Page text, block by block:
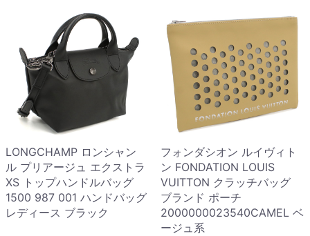
LONGCHAMP ロンシャン
ル プリアージュ エクストラ
XS トップハンドルバッグ
1500 987 001 ハンドバッグ
レディース ブラック
フォンダシオン ルイヴィト
ン FONDATION LOUIS
VUITTON クラッチバッグ
ブランド ポーチ
2000000023540CAMEL ベ
ージュ系